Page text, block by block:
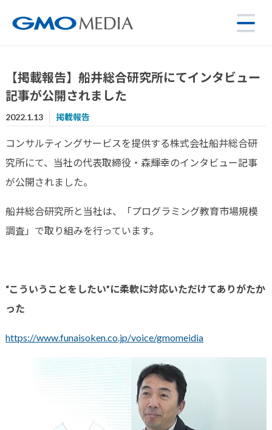
【掲載報告】船井総合研究所にてインタビュー
記事が公開されました
2022.1.13 掲載報告
コンサルティングサービスを提供する株式会社船井総合研
究所にて、当社の代表取締役・森輝幸のインタビュー記事
が公開されました。
船井総合研究所と当社は、「プログラミング教育市場規模
調査」で取り組みを行っています。
“こういうことをしたい”に柔軟に対応いただけてありがたか
った
https://www.funaisoken.co.jp/voice/gmomeidia